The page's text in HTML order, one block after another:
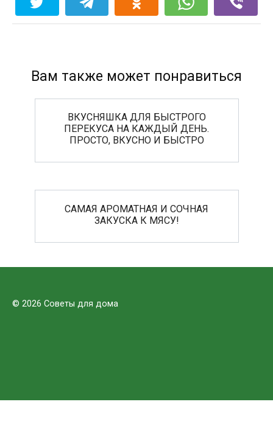
Вам также может понравиться
ВКУСНЯШКА ДЛЯ БЫСТРОГО
ПЕРЕКУСА НА КАЖДЫЙ ДЕНЬ.
ПРОСТО, ВКУСНО И БЫСТРО
САМАЯ АРОМАТНАЯ И СОЧНАЯ
ЗАКУСКА К МЯСУ!
© 2026 Советы для дома